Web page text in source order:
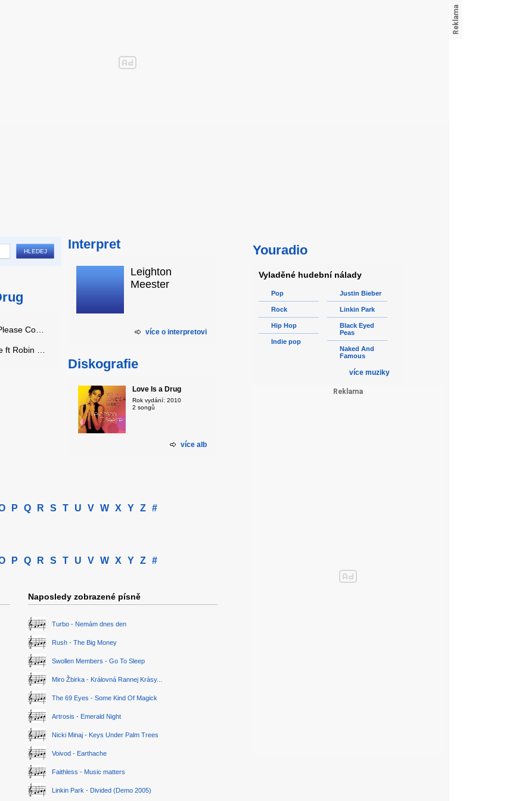
Interpret
Leighton
Meester
více o interpretovi
Diskografie
Love Is a Drug
Rok vydání: 2010
2 songů
více alb
P Q R S T U V W X Y Z #
P Q R S T U V W X Y Z #
Naposledy zobrazené písně
Turbo - Nemám dnes den
Rush - The Big Money
Swollen Members - Go To Sleep
Miro Žbirka - Královná Rannej Krásy...
The 69 Eyes - Some Kind Of Magick
Artrosis - Emerald Night
Nicki Minaj - Keys Under Palm Trees
Voivod - Earthache
Faithless - Music matters
Linkin Park - Divided (Demo 2005)
Youradio
Vyladěné hudební nálady
Pop
Rock
Hip Hop
Indie pop
Justin Bieber
Linkin Park
Black Eyed
Peas
Naked And
Famous
více muziky